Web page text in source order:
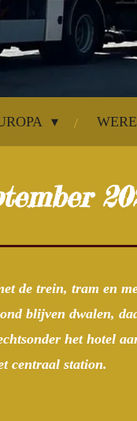
de trein, tram en
blijven dwalen,
het hotel
centraal station.